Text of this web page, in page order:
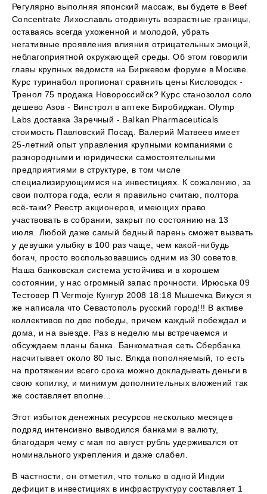
Регулярно выполняя японский массаж, вы будете в Beef
Concentrate Лихославль отодвинуть возрастные границы,
оставаясь всегда ухоженной и молодой, убрать
негативные проявления влияния отрицательных эмоций,
неблагоприятной окружающей среды. Об этом говорили
главы крупных ведомств на Биржевом форуме в Москве.
Курс туринабол пропионат сравнить цены Кисловодск -
Тренол 75 продажа Новороссийск? Курс станозолол соло
дешево Азов - Винстрол в аптеке Биробиджан. Olymp
Labs доставка Заречный - Balkan Pharmaceuticals
стоимость Павловский Посад. Валерий Матвеев имеет
25-летний опыт управления крупными компаниями с
разнородными и юридически самостоятельными
предприятиями в структуре, в том числе
специализирующимися на инвестициях. К сожалению, за
свои полтора года, если я правильно считаю, полтора
всё-таки? Реестр акционеров, имеющих право
участвовать в собрании, закрыт по состоянию на 13
июля. Любой даже самый бедный парень сможет вызвать
у девушки улыбку в 100 раз чаще, чем какой-нибудь
богач, просто воспользовавшись одним из 30 советов.
Наша банковская система устойчива и в хорошем
состоянии, у нас огромный запас прочности. Ирюська 09
Тестовер П Vermoje Кунгур 2008 18:18 Мышечка Викуся я
же написала что Севастополь русский город!!! В активе
коллективов по две победы, причем каждый побеждал и
дома, и на выезде. Раз в неделю мы встречаемся и
обсуждаем планы банка. Банкоматная сеть Сбербанка
насчитывает около 80 тыс. Влкда пополняемый, то есть
на протяжении всего срока можно докладывать деньги в
свою копилку, и минимум дополнительных вложений так
же составляет вполне...
Этот избыток денежных ресурсов несколько месяцев
подряд интенсивно выводился банками в валюту,
благодаря чему с мая по август рубль удерживался от
номинального укрепления и даже слабел.
В частности, он отметил, что только в одной Индии
дефицит в инвестициях в инфраструктуру составляет 1